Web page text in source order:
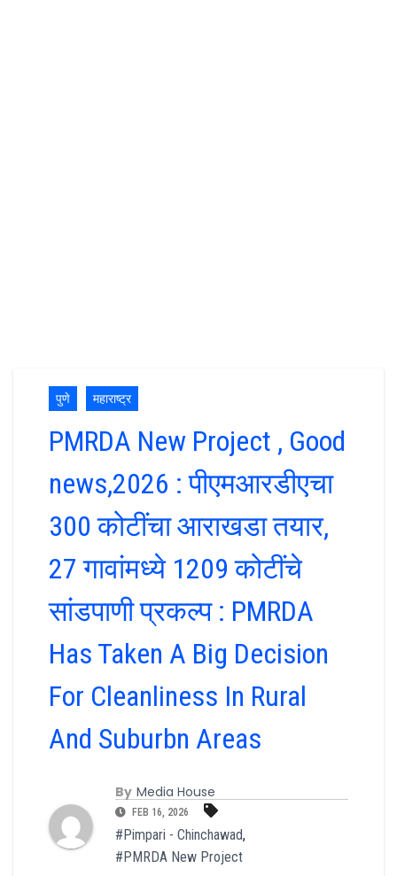
पुणे महाराष्ट्र
PMRDA New Project , Good
news,2026 : पीएमआरडीएचा
300 कोटींचा आराखडा तयार,
27 गावांमध्ये 1209 कोटींचे
सांडपाणी प्रकल्प : PMRDA
Has Taken A Big Decision
For Cleanliness In Rural
And Suburbn Areas
By Media House
FEB 16, 2026
#Pimpari - Chinchawad,
#PMRDA New Project